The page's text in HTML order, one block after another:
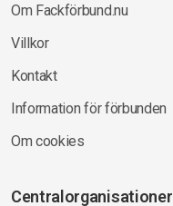
Om Fackförbund.nu
Villkor
Kontakt
Information för förbunden
Om cookies
Centralorganisationer